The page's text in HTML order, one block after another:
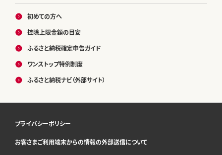
初めての方へ
控除上限金額の目安
ふるさと納税確定申告ガイド
ワンストップ特例制度
ふるさと納税ナビ（外部サイト）
プライバシーポリシー
お客さまご利用端末からの情報の外部送信について